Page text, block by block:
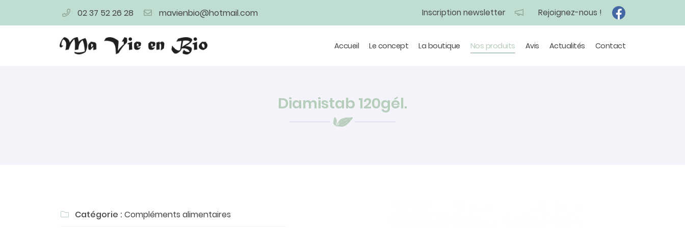
02 37 52 26 28 Inscription newsletter Rejoignez-nous !
Accueil Le concept La boutique Nos produits Avis Actualités Contact
4 bis rue de la Herse
28400 Nogent Le Rotrou
02 37 52 26 28
Diamistab 120gél.
 Catégorie : Compléments alimentaires